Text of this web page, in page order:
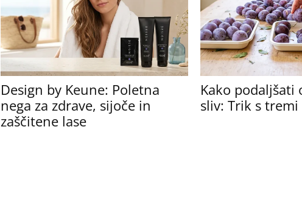
Design by Keune: Poletna
nega za zdrave, sijoče in
zaščitene lase
Kako podaljšati
sliv: Trik s